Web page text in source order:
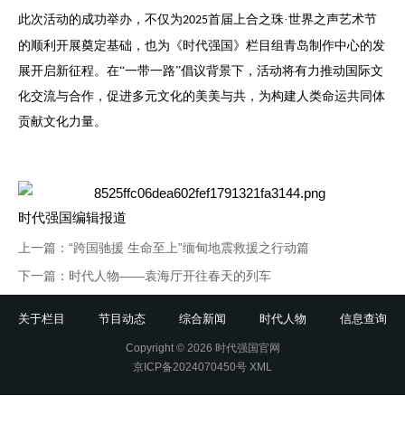
此次活动的成功举办，不仅为2025首届上合之珠·世界之声艺术节
的顺利开展奠定基础，也为《时代强国》栏目组青岛制作中心的发
展开启新征程。在“一带一路”倡议背景下，活动将有力推动国际文
化交流与合作，促进多元文化的美美与共，为构建人类命运共同体
贡献文化力量。
时代强国编辑报道
上一篇： “跨国驰援 生命至上”缅甸地震救援之行动篇
下一篇： 时代人物——袁海厅开往春天的列车
关于栏目 节目动态 综合新闻 时代人物 信息查询
Copyright © 2026 时代强国官网
京ICP备2024070450号 XML